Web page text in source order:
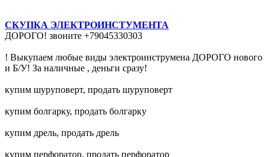
СКУПКА ЭЛЕКТРОИНСТУМЕНТА
ДОРОГО! звоните +79045330303
! Выкупаем любые виды электроинструмена ДОРОГО нового
и Б/У! За наличные , деньги сразу!
купим шуруповерт, продать шуруповерт
купим болгарку, продать болгарку
купим дрель, продать дрель
купим перфоратор, продать перфоратор